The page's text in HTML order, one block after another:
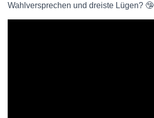
Wahlversprechen und dreiste Lügen? 🤥